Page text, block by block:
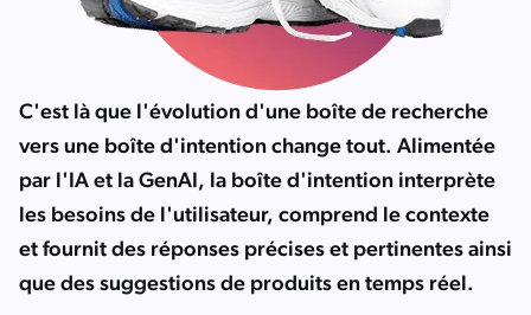
C'est là que l'évolution d'une boîte de recherche
vers une boîte d'intention change tout. Alimentée
par l'IA et la GenAI, la boîte d'intention interprète
les besoins de l'utilisateur, comprend le contexte
et fournit des réponses précises et pertinentes ainsi
que des suggestions de produits en temps réel.